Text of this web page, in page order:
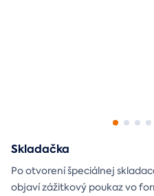
Skladačka
Po otvorení špeciálnej
objaví zážitkový poukaz vo